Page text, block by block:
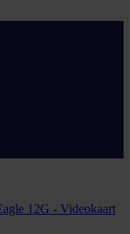
12G - Videokaart